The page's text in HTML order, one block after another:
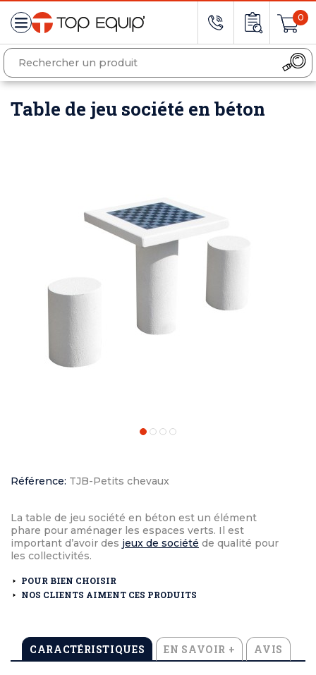
0
Table de jeu société en béton
Référence: TJB-Petits chevaux
La table de jeu société en béton est un élément
phare pour aménager les espaces verts. Il est
important d’avoir des jeux de société de qualité pour
les collectivités.
POUR BIEN CHOISIR
NOS CLIENTS AIMENT CES PRODUITS
CARACTÉRISTIQUES EN SAVOIR + AVIS